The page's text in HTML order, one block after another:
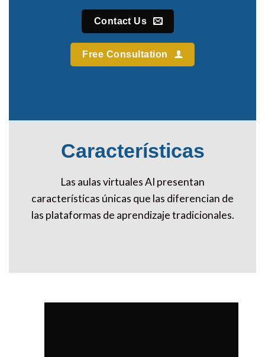
Contact Us
Free Consultation
Características
Las aulas virtuales AI presentan
características únicas que las diferencian de
las plataformas de aprendizaje tradicionales.